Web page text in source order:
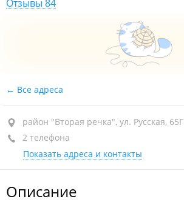
Отзывы 84
Все адреса
район "Вторая речка", ул. Русская, 65Г
2 телефона
Показать адреса и контакты
Описание